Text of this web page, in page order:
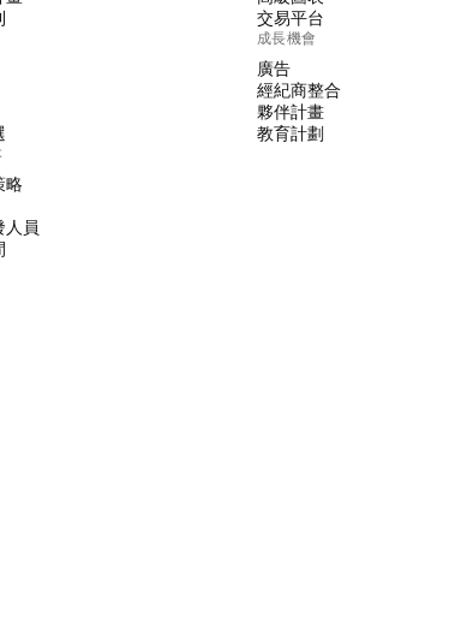
略
人員
交易平台
成長機會
廣告
經紀商整合
夥伴計畫
教育計劃